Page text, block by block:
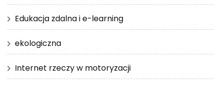
Edukacja zdalna i e-learning
ekologiczna
Internet rzeczy w motoryzacji